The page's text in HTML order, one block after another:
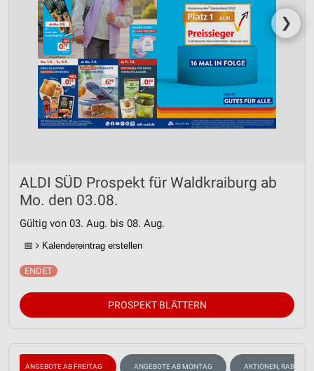
❯
ALDI SÜD Prospekt für Waldkraiburg ab
Mo. den 03.08.
Gültig von 03. Aug. bis 08. Aug.
📅 Kalendereintrag erstellen
PROSPEKT BLÄTTERN
ANGEBOTE AB FREITAG ANGEBOTE AB MONTAG AKTIONEN, RABATTE